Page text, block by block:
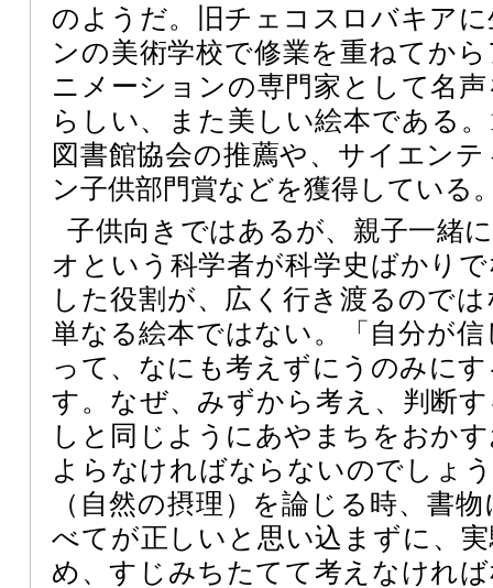
のようだ。旧チェコスロバキア
ンの美術学校で修業を重ねてか
ニメーションの専門家として名
らしい、また美しい絵本である
図書館協会の推薦や、サイエン
ン子供部門賞などを獲得している
子供向きではあるが、親子一緒
オという科学者が科学史ばかり
した役割が、広く行き渡るので
単なる絵本ではない。「自分が
って、なにも考えずにうのみに
す。なぜ、みずから考え、判断
しと同じようにあやまちをおか
よらなければならないのでしょ
（自然の摂理）を論じる時、書
べてが正しいと思い込まずに、
め、すじみちたてて考えなけれ